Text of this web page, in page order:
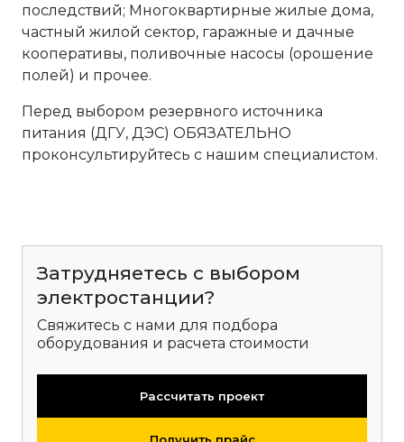
последствий; Многоквартирные жилые дома,
частный жилой сектор, гаражные и дачные
кооперативы, поливочные насосы (орошение
полей) и прочее.
Перед выбором резервного источника
питания (ДГУ, ДЭС) ОБЯЗАТЕЛЬНО
проконсультируйтесь с нашим специалистом.
Затрудняетесь с выбором
электростанции?
Свяжитесь с нами для подбора
оборудования и расчета стоимости
Рассчитать проект
Получить прайс